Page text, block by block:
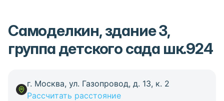
Самоделкин, здание 3,
группа детского сада шк.924
г. Москва, ул. Газопровод, д. 13, к. 2
Рассчитать расстояние